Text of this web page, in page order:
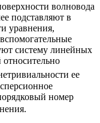
волновода
подставляют в
уравнения,
систему линейных
ее
номер